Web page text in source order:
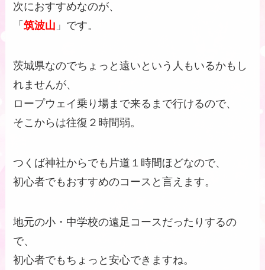
次におすすめなのが、
「筑波山 」です。
茨城県なのでちょっと遠いという人もいるかもし
れませんが、
ロープウェイ乗り場まで来るまで行けるので、
そこからは往復２時間弱。
つくば神社からでも片道１時間ほどなので、
初心者でもおすすめのコースと言えます。
地元の小・中学校の遠足コースだったりするの
で、
初心者でもちょっと安心できますね。